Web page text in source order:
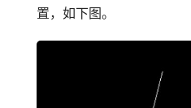
置，如下图。